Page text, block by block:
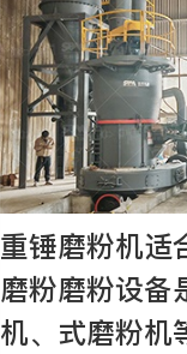
重锤磨粉机适
磨粉磨粉设备
机、式磨粉机